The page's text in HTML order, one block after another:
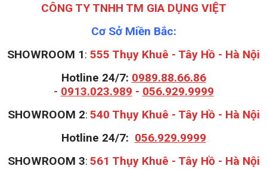
CÔNG TY TNHH TM GIA DỤNG VIỆT
Cơ Sở Miền Bắc:
SHOWROOM 1: 555 Thụy Khuê - Tây Hồ - Hà Nội
Hotline 24/7: 0989.88.66.86
- 0913.023.989 - 056.929.9999
SHOWROOM 2: 540 Thụy Khuê - Tây Hồ - Hà Nội
Hotline 24/7: 056.929.9999
SHOWROOM 3: 561 Thụy Khuê - Tây Hồ - Hà Nội